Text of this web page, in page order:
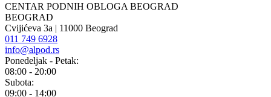
CENTAR PODNIH OBLOGA BEOGRAD
BEOGRAD
Cvijićeva 3a | 11000 Beograd
011 749 6928
info@alpod.rs
Ponedeljak - Petak:
08:00 - 20:00
Subota:
09:00 - 14:00